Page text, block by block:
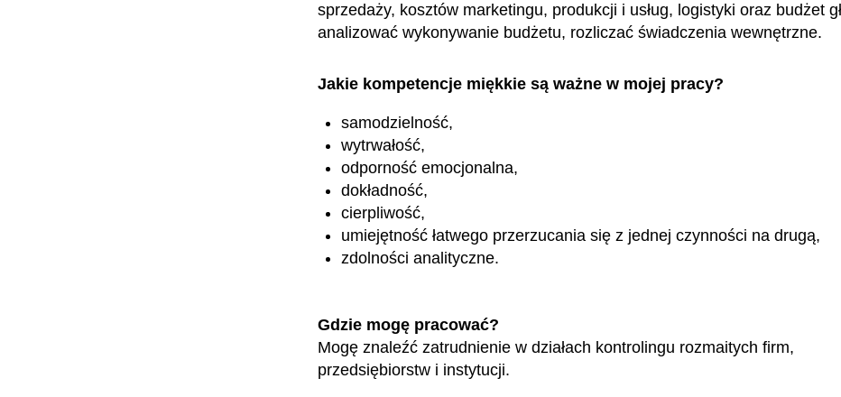
sprzedaży, kosztów marketingu, produkcji i usług, logistyki oraz budżet
analizować wykonywanie budżetu, rozliczać świadczenia wewnętrzne.
Jakie kompetencje miękkie są ważne w mojej pracy?
samodzielność,
wytrwałość,
odporność emocjonalna,
dokładność,
cierpliwość,
umiejętność łatwego przerzucania się z jednej czynności na drugą,
zdolności analityczne.
Gdzie mogę pracować?
Mogę znaleźć zatrudnienie w działach kontrolingu rozmaitych firm,
przedsiębiorstw i instytucji.